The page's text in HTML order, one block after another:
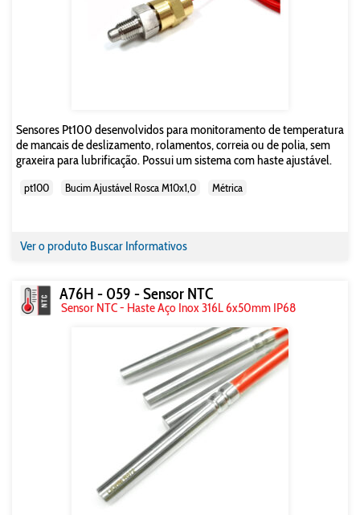
Sensores Pt100 desenvolvidos para monitoramento de temperatura
de mancais de deslizamento, rolamentos, correia ou de polia, sem
graxeira para lubrificação. Possui um sistema com haste ajustável.
pt100 Bucim Ajustável Rosca M10x1,0 Métrica
Ver o produto Buscar Informativos
A76H - 059 - Sensor NTC
Sensor NTC - Haste Aço Inox 316L 6x50mm IP68